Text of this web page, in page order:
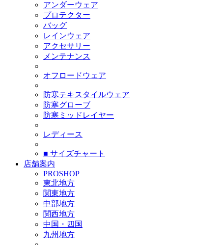
アンダーウェア
プロテクター
バッグ
レインウェア
アクセサリー
メンテナンス
オフロードウェア
防寒テキスタイルウェア
防寒グローブ
防寒ミッドレイヤー
レディース
■ サイズチャート
店舗案内
PROSHOP
東北地方
関東地方
中部地方
関西地方
中国・四国
九州地方